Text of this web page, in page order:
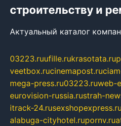
строительству и
Актуальный каталог
03223.ruufille.rukrasotata.ru
veetbox.rucinemapost.ru
mega-press.ru03223.ruweb-
eurovision-russia.rustrah-
itrack-24.rusexshopexpress.ru
alabuga-cityhotel.rupornv.ru